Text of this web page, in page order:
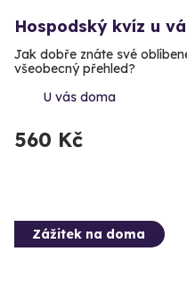
Hospodský kvíz u
Jak dobře znáte své
všeobecný přehled?
U vás doma
560 Kč
Zážitek na doma